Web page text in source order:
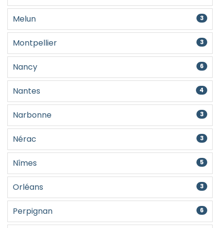
Melun 3
Montpellier 3
Nancy 6
Nantes 4
Narbonne 3
Nérac 3
Nîmes 5
Orléans 3
Perpignan 6